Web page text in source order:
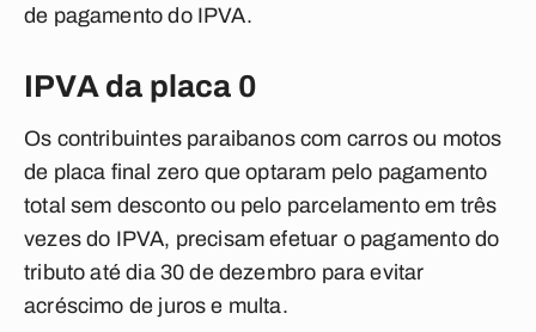
de pagamento do IPVA.
IPVA da placa 0
Os contribuintes paraibanos com carros ou motos
de placa final zero que optaram pelo pagamento
total sem desconto ou pelo parcelamento em três
vezes do IPVA, precisam efetuar o pagamento do
tributo até dia 30 de dezembro para evitar
acréscimo de juros e multa.